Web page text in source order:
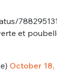
et
October 18,